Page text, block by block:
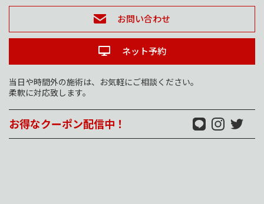
お問い合わせ
ネット予約
当日や時間外の施術は、お気軽にご相談ください。
柔軟に対応致します。
お得なクーポン配信中！